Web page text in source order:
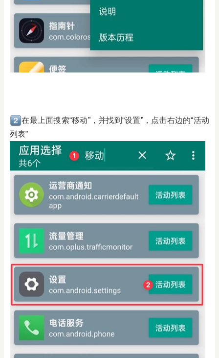
在最上面搜索“移动”，并找到“设置”，点击右边的“活动
列表”